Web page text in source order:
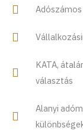
KATA,
választás
Alanyi